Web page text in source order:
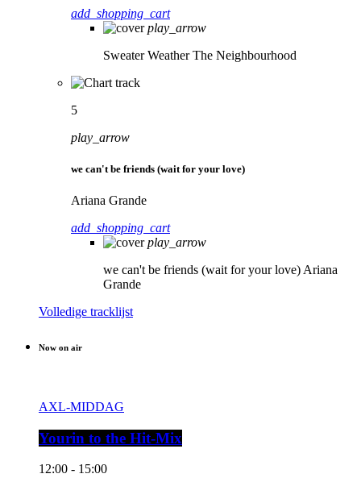
add_shopping_cart
play_arrow
Sweater Weather The Neighbourhood
5
play_arrow
we can't be friends (wait for your love)
Ariana Grande
add_shopping_cart
play_arrow
we can't be friends (wait for your love) Ariana
Grande
Volledige tracklijst
Now on air
AXL-MIDDAG
Yourin to the Hit-Mix
12:00 - 15:00